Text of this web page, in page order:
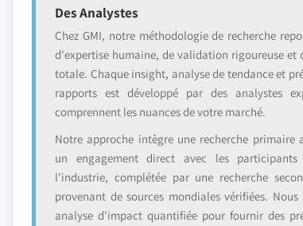
Des Analystes
Chez GMI, notre méthodologie de recherche
d'expertise humaine, de validation rigoureuse et
totale. Chaque insight, analyse de tendance et
rapports est développé par des analystes
comprennent les nuances de votre marché.
Notre approche intègre une recherche primaire
un engagement direct avec les
l'industrie, complétée par une recherche
provenant de sources mondiales vérifiées.
analyse d'impact quantifiée pour fournir des